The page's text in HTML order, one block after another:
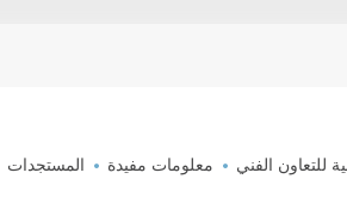
للتعاون الفني معلومات مفيدة المستجدات